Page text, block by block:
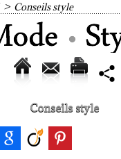
> Conseils style
Conseils style